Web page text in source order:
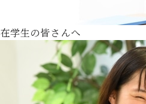
在学生の皆さんへ